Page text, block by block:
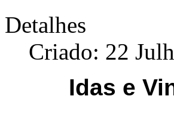
Detalhes
Criado: 22
Idas e